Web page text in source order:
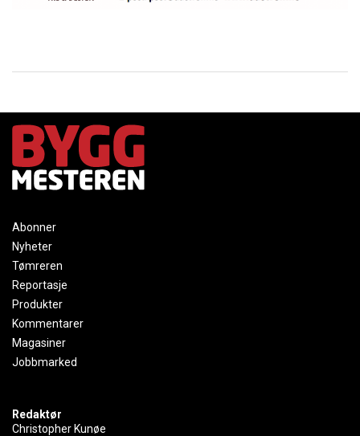
Abonner
Nyheter
Tømreren
Reportasje
Produkter
Kommentarer
Magasiner
Jobbmarked
Redaktør
Christopher Kunøe